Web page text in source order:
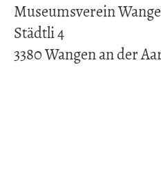
Museumsverein
Städtli 4
3380 Wangen an der